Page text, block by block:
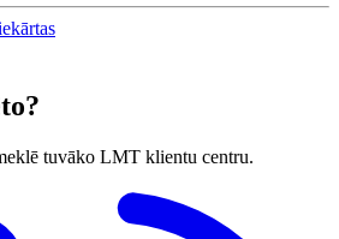
tuvāko LMT klientu centru.